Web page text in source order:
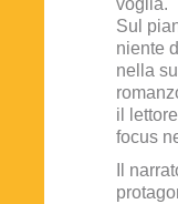
voglia.
Sul
niente
nella
il
focus
Il